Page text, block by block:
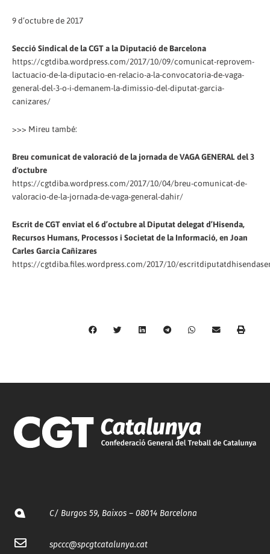
9 d’octubre de 2017
Secció Sindical de la CGT a la Diputació de Barcelona
https://cgtdiba.wordpress.com/2017/10/09/comunicat-reprovem-
lactuacio-de-la-diputacio-en-relacio-a-la-convocatoria-de-vaga-
general-del-3-o-i-demanem-la-dimissio-del-diputat-garcia-
canizares/
>>> Mireu també:
Breu comunicat de valoració de la jornada de VAGA GENERAL del 3
d'octubre
https://cgtdiba.wordpress.com/2017/10/04/breu-comunicat-de-
valoracio-de-la-jornada-de-vaga-general-dahir/
Escrit de CGT enviat el 6 d’octubre al Diputat delegat d’Hisenda,
Recursos Humans, Processos i Societat de la Informació, en Joan
Carles Garcia Cañizares
https://cgtdiba.files.wordpress.com/2017/10/
C/ Burgos 59, Baixos – 08014 Barcelona
spccc@spcgtcatalunya.cat